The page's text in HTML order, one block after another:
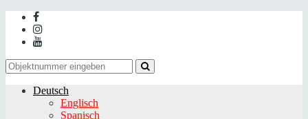
Deutsch
Englisch
Spanisch